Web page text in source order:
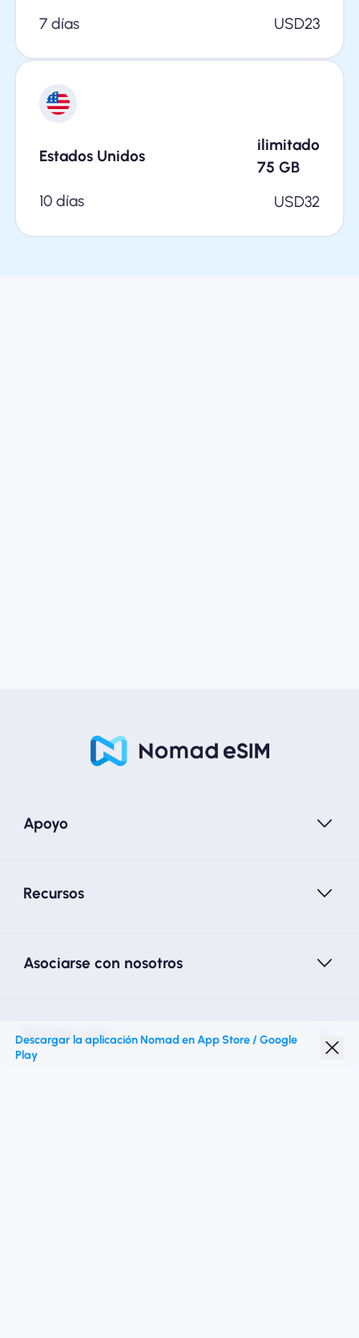
7 días
USD23
Estados Unidos
ilimitado
75 GB
10 días
USD32
Apoyo
Recursos
Asociarse con nosotros
Nomad esim
Descargar la aplicación Nomad en App Store / Google
Play